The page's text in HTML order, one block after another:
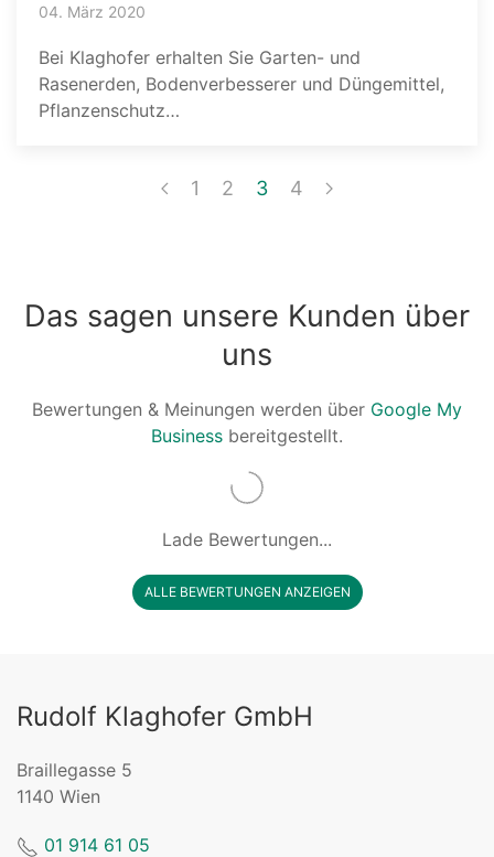
04. März 2020
Bei Klaghofer erhalten Sie Garten- und
Rasenerden, Bodenverbesserer und Düngemittel,
Pflanzenschutz…
1 2 3 4
Das sagen unsere Kunden über
uns
Bewertungen & Meinungen werden über Google My
Business bereitgestellt.
Lade Bewertungen...
ALLE BEWERTUNGEN ANZEIGEN
Rudolf Klaghofer GmbH
Braillegasse 5
1140 Wien
01 914 61 05